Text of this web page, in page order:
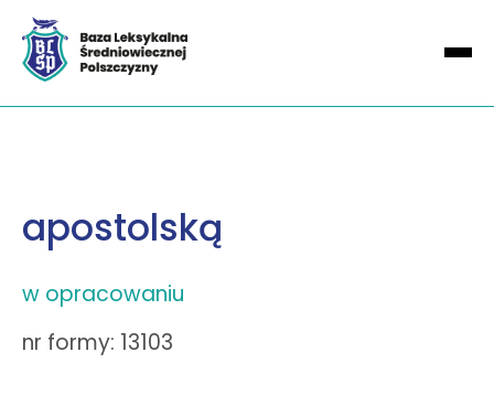
apostolską
w opracowaniu
nr formy: 13103